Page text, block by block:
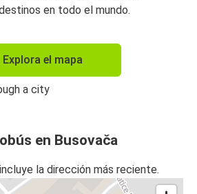
en todo el mundo.
Explora el mapa
en Busovača
la dirección más reciente.